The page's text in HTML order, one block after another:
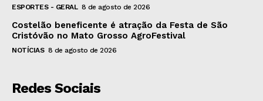
ESPORTES - GERAL 8 de agosto de 2026
Costelão beneficente é atração da Festa de São
Cristóvão no Mato Grosso AgroFestival
NOTÍCIAS 8 de agosto de 2026
Redes Sociais